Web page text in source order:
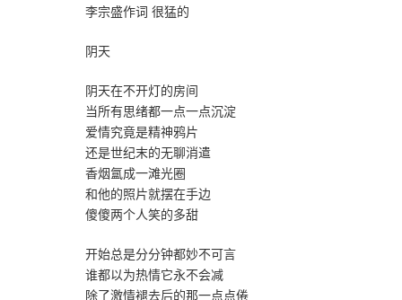
李宗盛作词 很猛的
阴天
阴天在不开灯的房间
当所有思绪都一点一点沉淀
爱情究竟是精神鸦片
还是世纪末的无聊消遣
香烟氲成一滩光圈
和他的照片就摆在手边
傻傻两个人笑的多甜
开始总是分分钟都妙不可言
谁都以为热情它永不会减
除了激情褪去后的那一点点倦